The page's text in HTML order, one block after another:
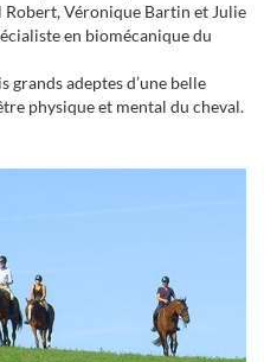
Robert, Véronique Bartin et Julie
en biomécanique du
grands adeptes d’une belle
physique et mental du cheval.